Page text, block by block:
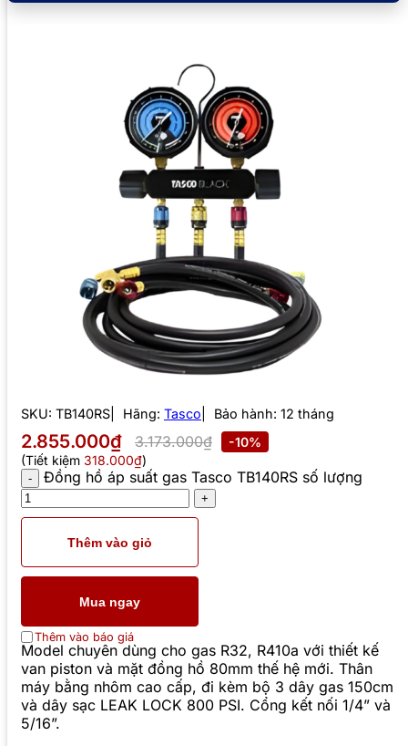
SKU: TB140RS Hãng: Tasco Bảo hành: 12 tháng
2.855.000₫ 3.173.000₫
-10%
(Tiết kiệm 318.000₫)
Đồng hồ áp suất gas Tasco TB140RS số lượng
Thêm vào giỏ
Mua ngay
Thêm vào báo giá
Model chuyên dùng cho gas R32, R410a với thiết kế
van piston và mặt đồng hồ 80mm thế hệ mới. Thân
máy bằng nhôm cao cấp, đi kèm bộ 3 dây gas 150cm
và dây sạc LEAK LOCK 800 PSI. Cổng kết nối 1/4” và
5/16”.